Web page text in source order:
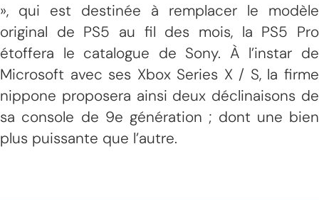
», qui est destinée à remplacer le modèle
original de PS5 au fil des mois, la PS5 Pro
étoffera le catalogue de Sony. À l’instar de
Microsoft avec ses Xbox Series X / S, la firme
nippone proposera ainsi deux déclinaisons de
sa console de 9e génération ; dont une bien
plus puissante que l’autre.